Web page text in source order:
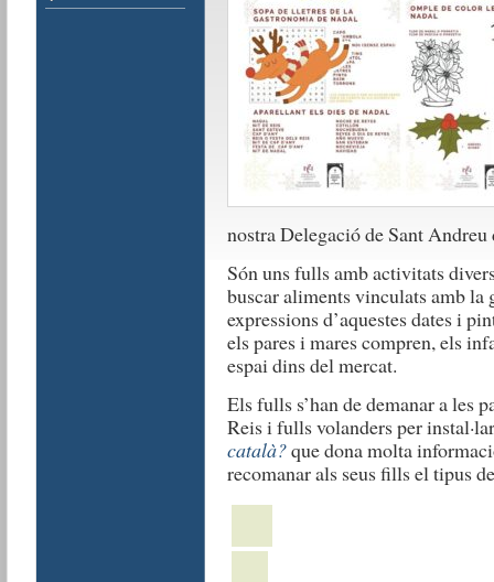
nostra Delegació de Sant
Són uns fulls amb activitats
buscar aliments vinculats amb la
expressions d’aquestes dates i
els pares i mares compren, els
espai dins del mercat.
Els fulls s’han de demanar a les
Reis i fulls volanders per
català?que dona molta
recomanar als seus fills el tipus